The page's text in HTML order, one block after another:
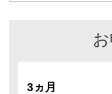
3ヵ月